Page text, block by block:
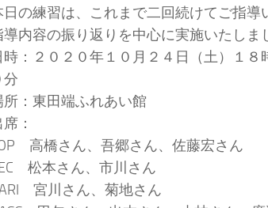
日の練習は、これまで二回続けてご指導
導内容の振り返りを中心に実施いたしま
時：２０２０年１０月２４日（土）１
分
所：東田端ふれあい館
：
高橋さん、吾郷さん、佐藤宏さん
松本さん、市川さん
宮川さん、菊地さん